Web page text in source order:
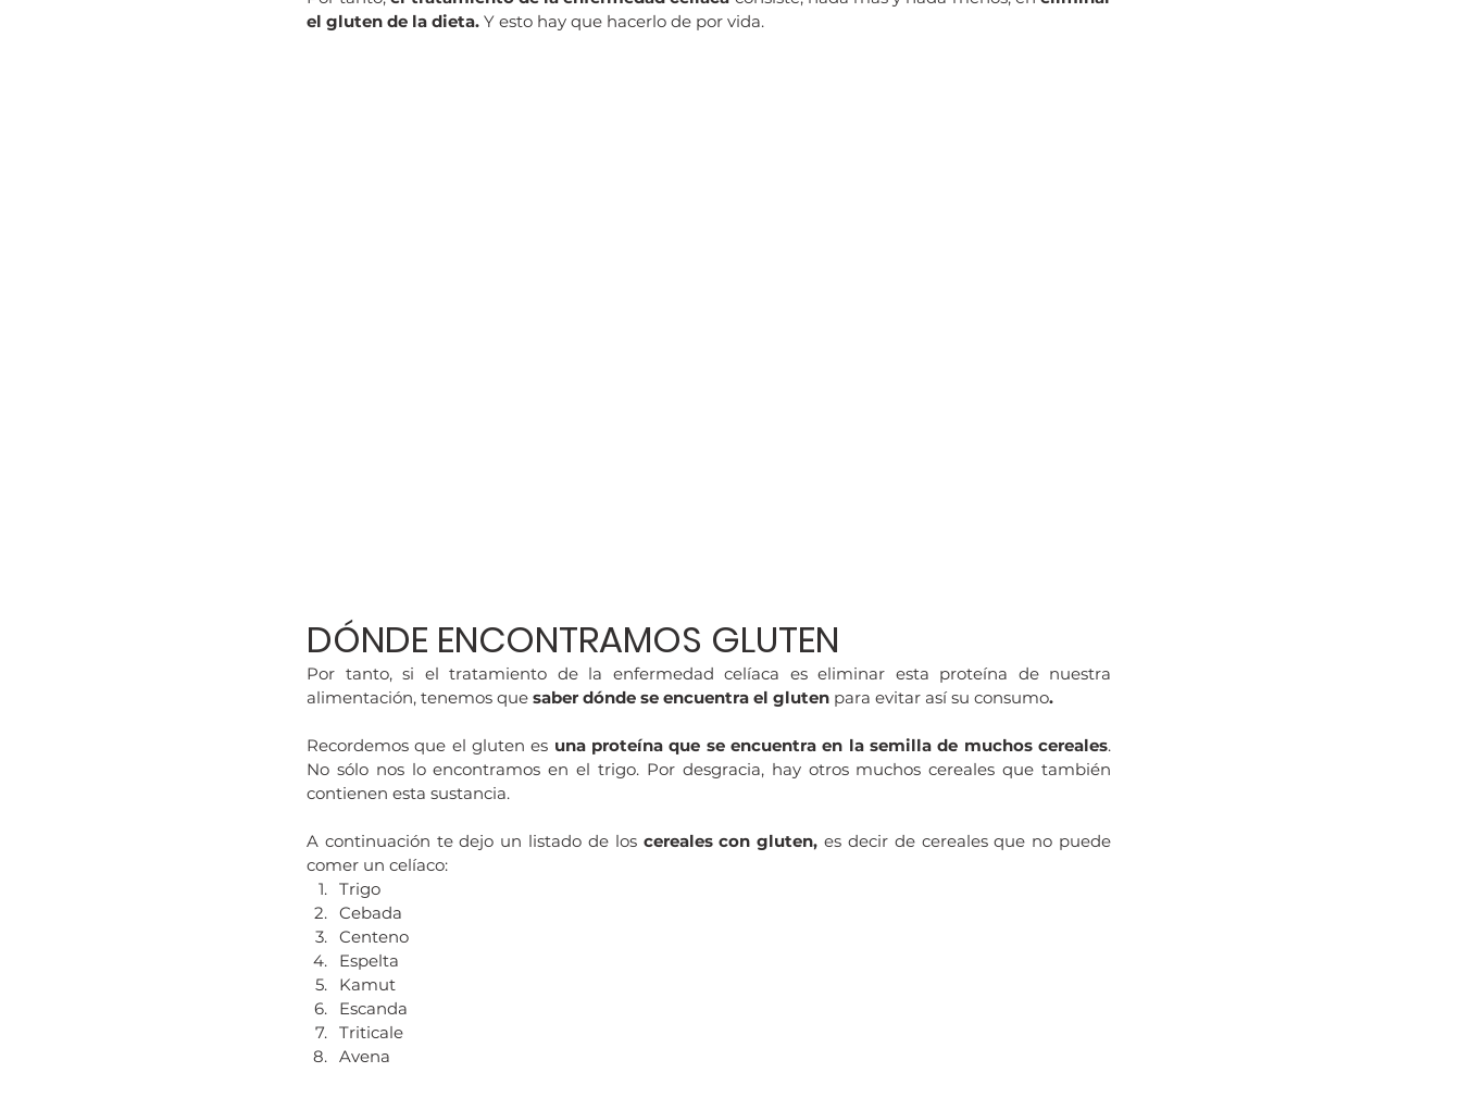
el gluten de la dieta. Y esto hay que hacerlo de por vida.
DÓNDE ENCONTRAMOS GLUTEN
Por tanto, si el tratamiento de la enfermedad celíaca es eliminar esta proteína de nuestra
alimentación, tenemos que saber dónde se encuentra el gluten para evitar así su consumo.
Recordemos que el gluten es una proteína que se encuentra en la semilla de muchos cereales.
No sólo nos lo encontramos en el trigo. Por desgracia, hay otros muchos cereales que también
contienen esta sustancia.
A continuación te dejo un listado de los cereales con gluten, es decir de cereales que no puede
comer un celíaco:
Trigo
Cebada
Centeno
Espelta
Kamut
Escanda
Triticale
Avena